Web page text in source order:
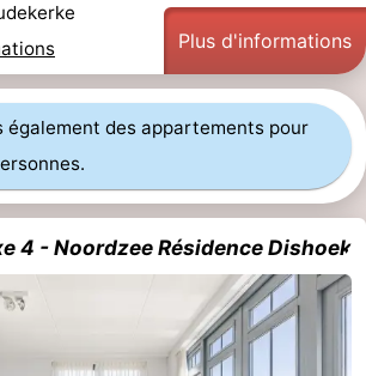
Plus d'informations
également des appartements pour
4 - Noordzee Résidence Dishoek